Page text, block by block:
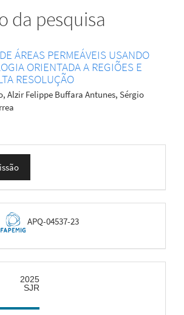
da pesquisa
ÁREAS PERMEÁVEIS USANDO
ORIENTADA A REGIÕES E
RESOLUÇÃO
Alzir Felippe Buffara Antunes, Sérgio
APQ-04537-23
2025
SJR